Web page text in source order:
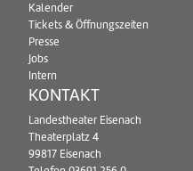
Kalender
Tickets & Öffnungszeiten
Presse
Jobs
Intern
KONTAKT
Landestheater Eisenach
Theaterplatz 4
99817 Eisenach